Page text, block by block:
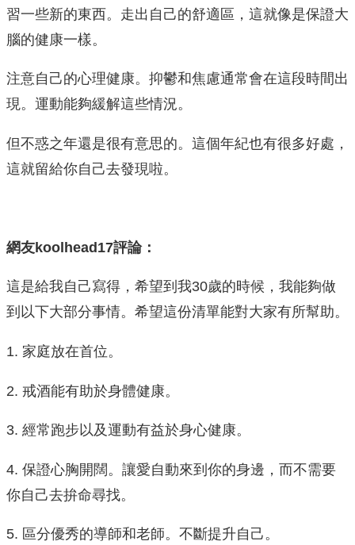
習一些新的東西。走出自己的舒適區，這就像是保證大
腦的健康一樣。
注意自己的心理健康。抑鬱和焦慮通常會在這段時間出
現。運動能夠緩解這些情況。
但不惑之年還是很有意思的。這個年紀也有很多好處，
這就留給你自己去發現啦。
網友koolhead17評論：
這是給我自己寫得，希望到我30歲的時候，我能夠做
到以下大部分事情。希望這份清單能對大家有所幫助。
1. 家庭放在首位。
2. 戒酒能有助於身體健康。
3. 經常跑步以及運動有益於身心健康。
4. 保證心胸開闊。讓愛自動來到你的身邊，而不需要
你自己去拚命尋找。
5. 區分優秀的導師和老師。不斷提升自己。